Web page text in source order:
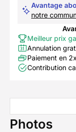
Avantage
notre
Meilleur prix
Annulation
Paiement en 2x
Contribution
Photos